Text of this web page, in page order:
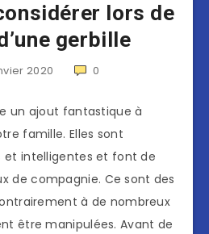
lors de
gerbille
2020 0
un ajout fantastique à
famille. Elles sont
et intelligentes et font de
de compagnie. Ce sont des
à de nombreux
être manipulées. Avant de